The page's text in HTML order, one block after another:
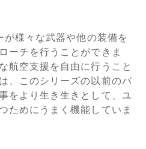
が様々な武器や他の装備を
ーチを行うことができま
航空支援を自由に行うこと
、このシリーズの以前のバ
をより生き生きとして、ユ
ためにうまく機能していま